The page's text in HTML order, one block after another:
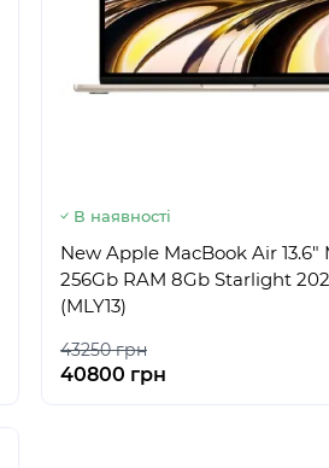
В наявності
New Apple MacBook Air 13.6"
256Gb RAM 8Gb Starlight
(MLY13)
43250 грн
40800 грн